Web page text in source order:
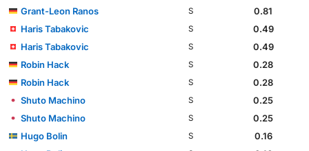
Grant-Leon Ranos
S
0.81
Haris Tabakovic
S
0.49
Haris Tabakovic
S
0.49
Robin Hack
S
0.28
Robin Hack
S
0.28
Shuto Machino
S
0.25
Shuto Machino
S
0.25
Hugo Bolin
S
0.16